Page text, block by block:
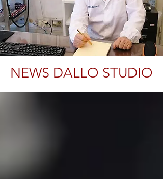
NEWS DALLO STUDIO